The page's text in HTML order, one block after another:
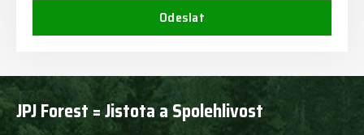
Odeslat
JPJ Forest = Jistota a Spolehlivost